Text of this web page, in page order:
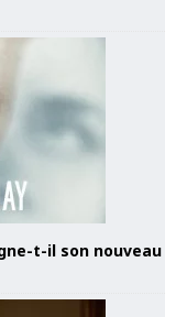
t-il son nouveau